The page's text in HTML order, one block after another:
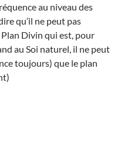
au niveau des
qu’il ne peut pas
Divin qui est, pour
au Soi naturel, il ne peut
toujours) que le plan